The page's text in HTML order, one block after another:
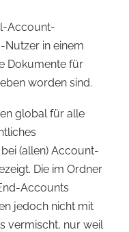
Account-
Nutzer in einem
Dokumente für
worden sind.
global für alle
(allen) Account-
Die im Ordner
Accounts
jedoch nicht mit
vermischt, nur weil